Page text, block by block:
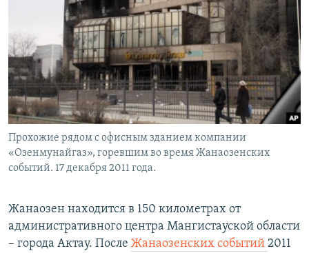
Прохожие рядом с офисным зданием компании
«Озенмунайгаз», горевшим во время Жанаозенских
событий. 17 декабря 2011 года.
Жанаозен находится в 150 километрах от
административного центра Мангистауской области
– города Актау. После Жанаозенских событий 2011